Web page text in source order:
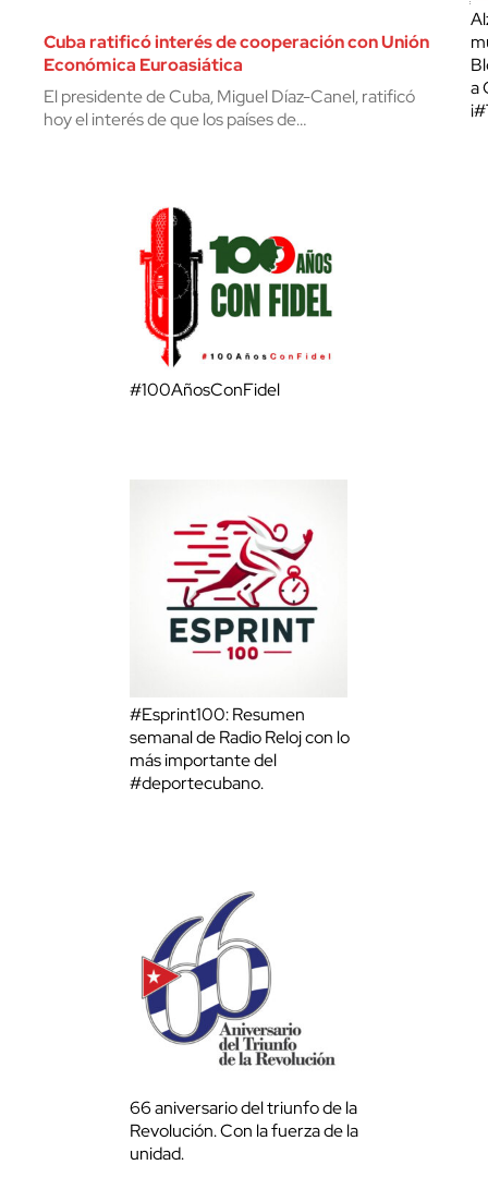
Cuba ratificó interés de cooperación con Unión
Económica Euroasiática
El presidente de Cuba, Miguel Díaz-Canel, ratificó
hoy el interés de que los países de…
a
#100AñosConFidel
#Esprint100: Resumen
semanal de Radio Reloj con lo
más importante del
#deportecubano.
66 aniversario del triunfo de la
Revolución. Con la fuerza de la
unidad.